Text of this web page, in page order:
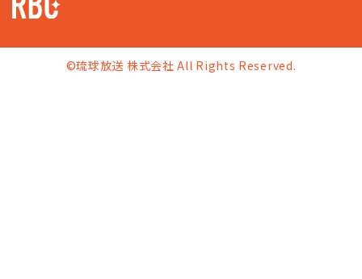
©琉球放送 株式会社 All Rights Reserved.